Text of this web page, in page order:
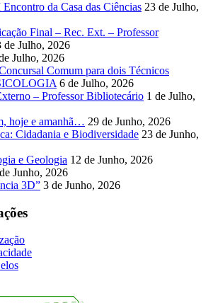
da Casa das Ciências 23 de Julho,
Final – Rec. Ext. – Professor
de Julho, 2026
Julho, 2026
Comum para dois Técnicos
6 de Julho, 2026
– Professor Bibliotecário 1 de Julho,
hoje e amanhã… 29 de Junho, 2026
Cidadania e Biodiversidade 23 de Junho,
e Geologia 12 de Junho, 2026
Junho, 2026
3D” 3 de Junho, 2026